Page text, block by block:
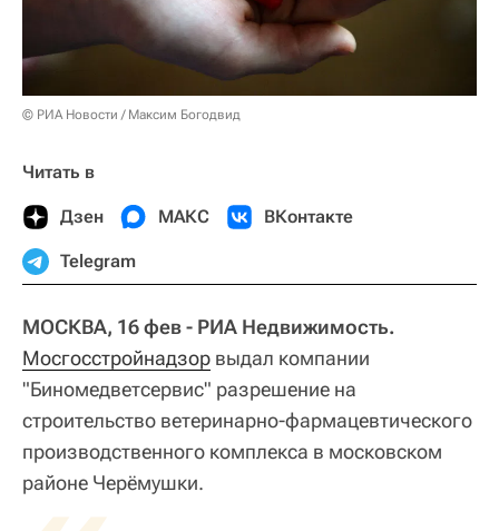
© РИА Новости / Максим Богодвид
Читать в
Дзен МАКС ВКонтакте
Telegram
МОСКВА, 16 фев - РИА Недвижимость.
Мосгосстройнадзор выдал компании
"Биномедветсервис" разрешение на
строительство ветеринарно-фармацевтического
производственного комплекса в московском
районе Черёмушки.